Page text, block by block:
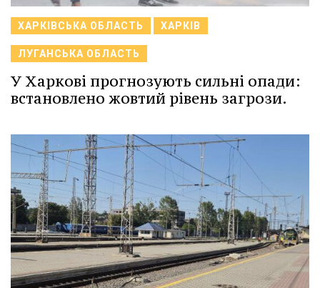
ХАРКІВСЬКА ОБЛАСТЬ ХАРКІВ
ЛУГАНСЬКА ОБЛАСТЬ
У Харкові прогнозують сильні опади:
встановлено жовтий рівень загрози.